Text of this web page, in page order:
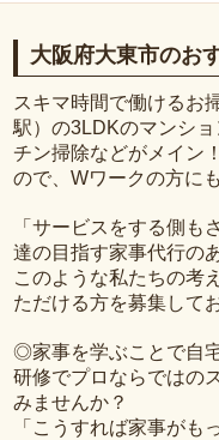
大阪府大東市のお
スキマ時間で働けるお
駅）の3LDKのマンシ
チン掃除などがメイン
ので、Wワークの方に
「サービスをする側も
達の目指す家事代行の
このような私たちの考
ただける方を募集して
◎家事を学ぶことで自
研修でプロならではの
みませんか？
「こうすれば家事がも